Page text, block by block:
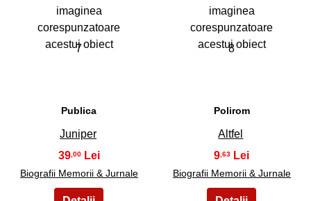
7
Publica
Juniper
39,00
Biografii Memorii & Jurnale
8
Polirom
Altfel
9 ,63
Biografii Memorii & Jurnale